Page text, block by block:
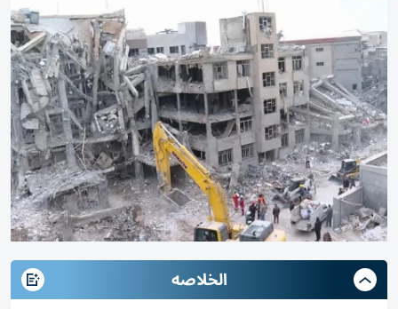
الخلاصه